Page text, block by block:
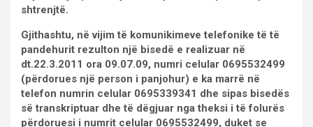
shtrenjtë.
Gjithashtu, në vijim të komunikimeve telefonike të të
pandehurit rezulton një bisedë e realizuar në
dt.22.3.2011 ora 09.07.09, numri celular 0695532499
(përdorues një person i panjohur) e ka marrë në
telefon numrin celular 0695339341 dhe sipas bisedës
së transkriptuar dhe të dëgjuar nga theksi i të folurës
përdoruesi i numrit celular 0695532499, duket se